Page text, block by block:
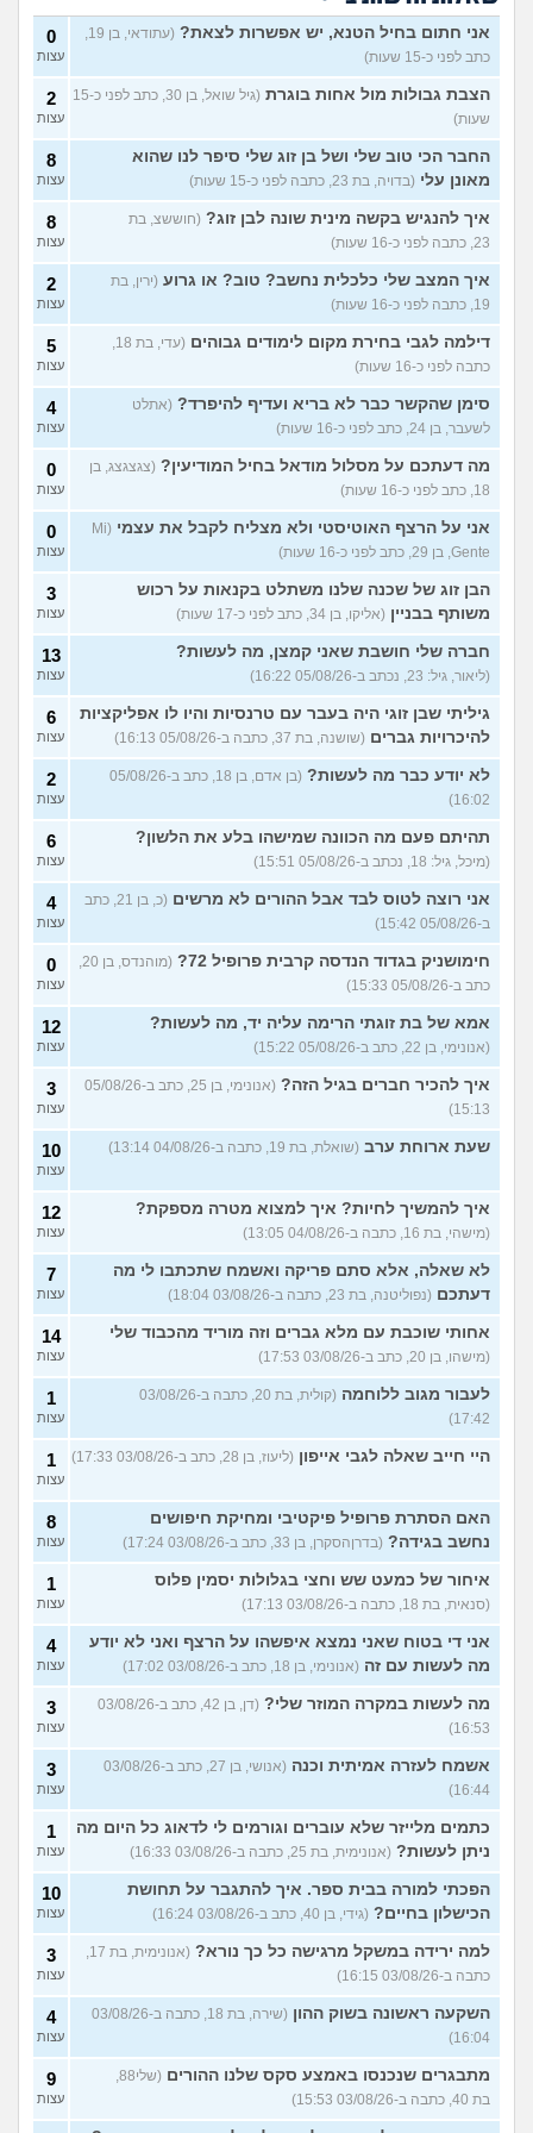
סבתא אהובה, בודדה
ומשתוללת (רק נכד, בן 28)
4
עצות
האם אח שלי מקנא/שונא את
אשתי?
(אורי, בן 33) עצות
הבת שלי מדוכדכת שאני ואביה
מבוגרים... איך מתמודדים? (.,
בת 45)
4
עצות
יש לי אפוטרופוס ואני לא מבין
למה (זורו, בן 40) עצות
לא יודע מה לעשות יותר עם
המשפחה שלי
(יורם, בן 23)
5
עצות
בן 10 לא רוצה שאנחנו ההורים
נהיה נוכחים במסיבת סיום של
הכיתה
9
עצות
מה הסוד הזה שגורם לריח
הטוב להשאר בבגד לאורך זמן
???
(מתלמדת, בת 50)
7
עצות
עוד שאלות חדשות במדור
אני חתום בחיל הטנא, יש אפשרות לצאת?
(עתודאי, בן 19,
כתב לפני כ-15 שעות)
0
עצות
הצבת גבולות מול אחות בוגרת
(גיל שואל, בן 30, כתב לפני כ-15
שעות)
2
עצות
החבר הכי טוב שלי ושל בן זוג שלי סיפר לנו שהוא
מאונן עלי (בדויה, בת 23, כתבה לפני כ-15 שעות)
8
עצות
איך להנגיש בקשה מינית שונה לבן זוג? (חוששצ, בת
23, כתבה לפני כ-16 שעות)
8
עצות
איך המצב שלי כלכלית נחשב? טוב? או גרוע (ירין, בת
19, כתבה לפני כ-16 שעות)
2
עצות
דילמה לגבי בחירת מקום לימודים גבוהים
(עדי, בת 18,
כתבה לפני כ-16 שעות)
5
עצות
סימן שהקשר כבר לא בריא ועדיף להיפרד? (אתלט
לשעבר, בן 24, כתב לפני כ-16 שעות)
4
עצות
מה דעתכם על מסלול מודאל בחיל המודיעין? (צגצגצג, בן
18, כתב לפני כ-16 שעות)
0
עצות
אני על הרצף האוטיסטי ולא מצליח לקבל את עצמי
(Mi
Gente, בן 29, כתב לפני כ-16 שעות)
0
עצות
הבן זוג של שכנה שלנו משתלט בקנאות על רכוש
משותף בבניין (אליקו, בן 34, כתב לפני כ-17 שעות)
3
עצות
חברה שלי חושבת שאני קמצן, מה לעשות?
(ליאור, גיל: 23, נכתב ב-05/08/26 16:22)
13
עצות
גיליתי שבן זוגי היה בעבר עם טרנסיות והיו לו אפליקציות
להיכרויות גברים (שושנה, בת 37, כתבה ב-05/08/26 16:13)
6
עצות
לא יודע כבר מה לעשות?
(בן אדם, בן 18, כתב ב-05/08/26
16:02)
2
עצות
תהיתם פעם מה הכוונה שמישהו בלע את הלשון?
(מיכל, גיל: 18, נכתב ב-05/08/26 15:51)
6
עצות
אני רוצה לטוס לבד אבל ההורים לא מרשים
(כ, בן 21, כתב
ב-05/08/26 15:42)
4
עצות
חימושניק בגדוד הנדסה קרבית פרופיל 72?
(מוהנדס, בן 20,
כתב ב-05/08/26 15:33)
0
עצות
אמא של בת זוגתי הרימה עליה יד, מה לעשות?
(אנונימי, בן 22, כתב ב-05/08/26 15:22)
12
עצות
איך להכיר חברים בגיל הזה?
(אנונימי, בן 25, כתב ב-05/08/26
15:13)
3
עצות
שעת ארוחת ערב (שואלת, בת 19, כתבה ב-04/08/26 13:14) 10
עצות
איך להמשיך לחיות? איך למצוא מטרה מספקת?
(מישהי, בת 16, כתבה ב-04/08/26 13:05)
12
עצות
לא שאלה, אלא סתם פריקה ואשמח שתכתבו לי מה
דעתכם (נפוליטנה, בת 23, כתבה ב-03/08/26 18:04)
7
עצות
אחותי שוכבת עם מלא גברים וזה מוריד מהכבוד שלי
(מישהו, בן 20, כתב ב-03/08/26 17:53)
14
עצות
לעבור מגוב ללוחמה
(קולית, בת 20, כתבה ב-03/08/26
17:42)
1
עצות
היי חייב שאלה לגבי אייפון (ליעוז, בן 28, כתב ב-03/08/26 17:33) 1
עצות
האם הסתרת פרופיל פיקטיבי ומחיקת חיפושים
נחשב בגידה? (בדרןהסקרן, בן 33, כתב ב-03/08/26 17:24)
8
עצות
איחור של כמעט שש וחצי בגלולות יסמין פלוס
(סנאית, בת 18, כתבה ב-03/08/26 17:13)
1
עצות
אני די בטוח שאני נמצא איפשהו על הרצף ואני לא יודע
מה לעשות עם זה (אנונימי, בן 18, כתב ב-03/08/26 17:02)
4
עצות
מה לעשות במקרה המוזר שלי?
(דן, בן 42, כתב ב-03/08/26
16:53)
3
עצות
אשמח לעזרה אמיתית וכנה
(אנושי, בן 27, כתב ב-03/08/26
16:44)
3
עצות
כתמים מלייזר שלא עוברים וגורמים לי לדאוג כל היום מה
ניתן לעשות? (אנונימית, בת 25, כתבה ב-03/08/26 16:33)
1
עצות
הפכתי למורה בבית ספר. איך להתגבר על תחושת
הכישלון בחיים? (גידי, בן 40, כתב ב-03/08/26 16:24)
10
עצות
למה ירידה במשקל מרגישה כל כך נורא?
(אנונימית, בת 17,
כתבה ב-03/08/26 16:15)
3
עצות
השקעה ראשונה בשוק ההון
(שירה, בת 18, כתבה ב-03/08/26
16:04)
4
עצות
מתבגרים שנכנסו באמצע סקס שלנו ההורים
(שלי88,
בת 40, כתבה ב-03/08/26 15:53)
9
עצות